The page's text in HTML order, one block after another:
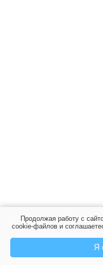
Продолжая работу с
cookie-файлов и
Я